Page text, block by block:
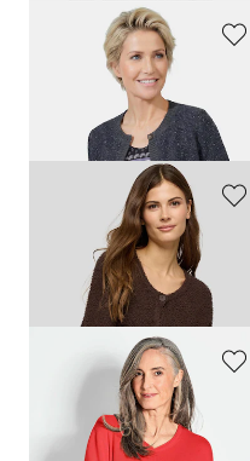
Strickjacke mit Schurwolle
169,00 CHF
76,45 CHF 139,00 CHF
Kaschmirpullover mit V-Ausschnitt
239,00 CHF